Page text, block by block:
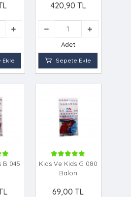
Ekle
420,90 TL
Adet
Sepete Ekle
B 045
Kids Ve Kids G 080
Balon
69,00 TL